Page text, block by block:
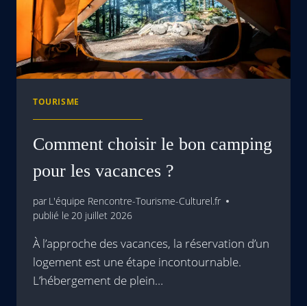
TOURISME
Comment choisir le bon camping
pour les vacances ?
par L'équipe Rencontre-Tourisme-Culturel.fr
publié le 20 juillet 2026
À l’approche des vacances, la réservation d’un
logement est une étape incontournable.
L’hébergement de plein…